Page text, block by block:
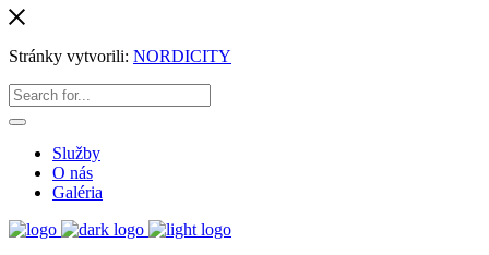
Stránky vytvorili: NORDICITY
Služby
O nás
Galéria